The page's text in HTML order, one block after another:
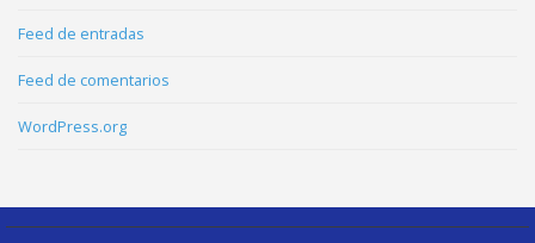
Feed de entradas
Feed de comentarios
WordPress.org